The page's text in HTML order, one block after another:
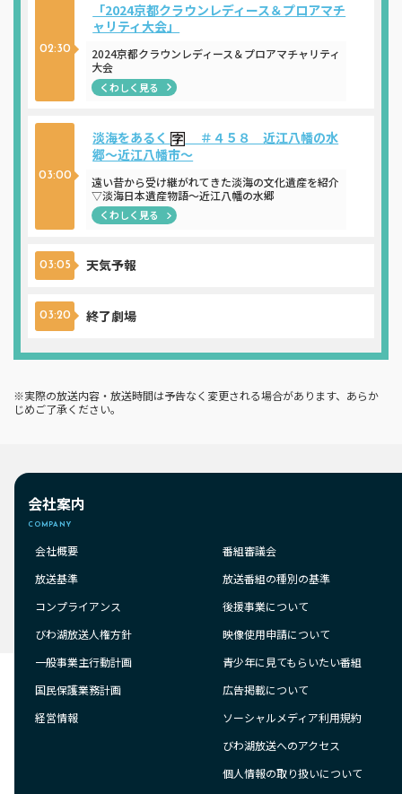
02:30
「2024京都クラウンレディース＆プロアマチ
ャリティ大会」
2024京都クラウンレディース＆プロアマチャリティ
大会
くわしく見る
03:00
淡海をあるく
＃４５８ 近江八幡の水
郷～近江八幡市～
遠い昔から受け継がれてきた淡海の文化遺産を紹介
▽淡海日本遺産物語～近江八幡の水郷
くわしく見る
03:05 天気予報
03:20 終了劇場
※実際の放送内容・放送時間は予告なく変更される場合があります、あらか
じめご了承ください。
会社案内
COMPANY
会社概要
放送基準
コンプライアンス
びわ湖放送人権方針
一般事業主行動計画
国民保護業務計画
経営情報
番組審議会
放送番組の種別の基準
後援事業について
映像使用申請について
青少年に見てもらいたい番組
広告掲載について
ソーシャルメディア利用規約
びわ湖放送へのアクセス
個人情報の取り扱いについて